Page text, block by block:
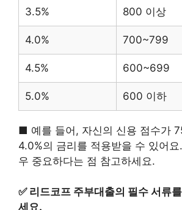
3.5% 800 이상
4.0% 700~799
4.5% 600~699
5.0% 600 이하
■ 예를 들어, 자신의 신용 점수가
4.0%의 금리를 적용받을 수 있어
우 중요하다는 점 참고하세요.
✅ 리드코프 주부대출의 필수 서류
세요.